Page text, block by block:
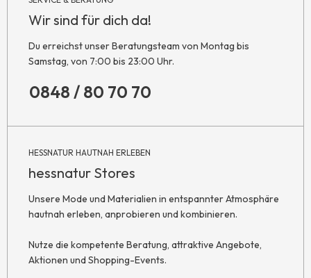
Wir sind für dich da!
Du erreichst unser Beratungsteam von Montag bis
Samstag, von 7:00 bis 23:00 Uhr.
0848 / 80 70 70
HESSNATUR HAUTNAH ERLEBEN
hessnatur Stores
Unsere Mode und Materialien in entspannter Atmosphäre
hautnah erleben, anprobieren und kombinieren.
Nutze die kompetente Beratung, attraktive Angebote,
Aktionen und Shopping-Events.